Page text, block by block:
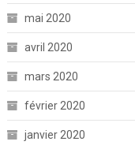
mai 2020
avril 2020
mars 2020
février 2020
janvier 2020